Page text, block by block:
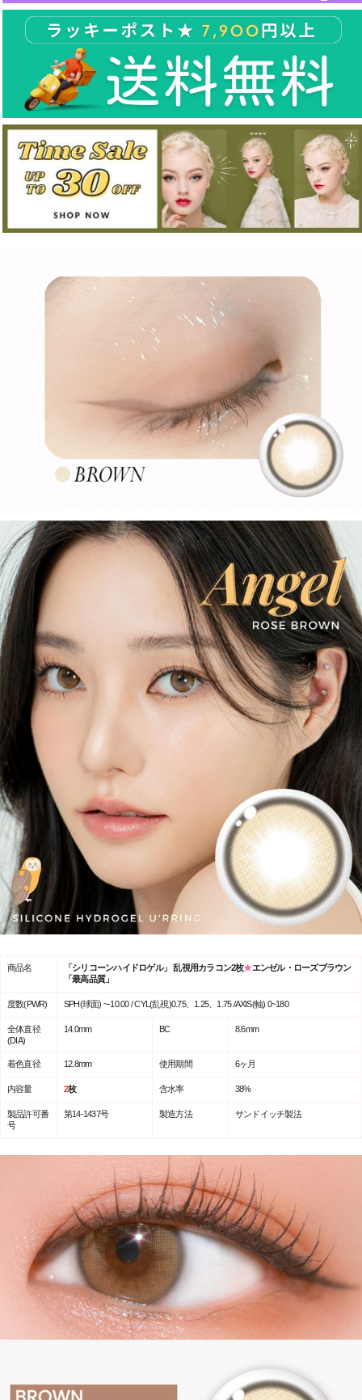
商品名 「シリコーンハイドロゲル」 乱視用カラコン2枚★エンゼル・ローズブラウン
「最高品質」
度数(PWR) SPH(球面) ~-10.00 / CYL(乱視)0.75、1.25、1.75 /AXIS(軸) 0~180
全体直径
(DIA)
14.0mm BC 8.6mm
着色直径 12.8mm 使用期間 6ヶ月
内容量 2枚 含水率 38%
製品許可番
号
第14-1437号 製造方法 サンドイッチ製法